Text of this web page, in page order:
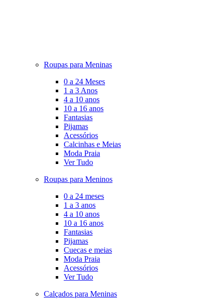
Roupas para Meninas
0 a 24 Meses
1 a 3 Anos
4 a 10 anos
10 a 16 anos
Fantasias
Pijamas
Acessórios
Calcinhas e Meias
Moda Praia
Ver Tudo
Roupas para Meninos
0 a 24 meses
1 a 3 anos
4 a 10 anos
10 a 16 anos
Fantasias
Pijamas
Cuecas e meias
Moda Praia
Acessórios
Ver Tudo
Calçados para Meninas